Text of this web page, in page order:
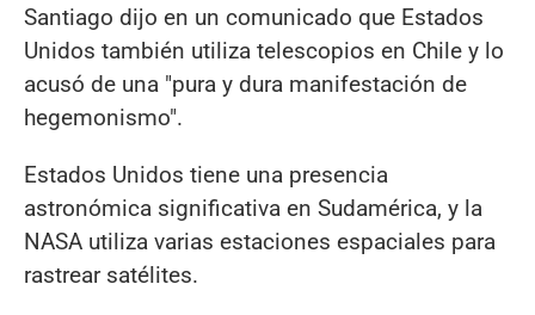
Santiago dijo en un comunicado que Estados
Unidos también utiliza telescopios en Chile y lo
acusó de una "pura y dura manifestación de
hegemonismo".
Estados Unidos tiene una presencia
astronómica significativa en Sudamérica, y la
NASA utiliza varias estaciones espaciales para
rastrear satélites.